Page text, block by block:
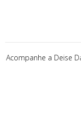
Acompanhe a Deise